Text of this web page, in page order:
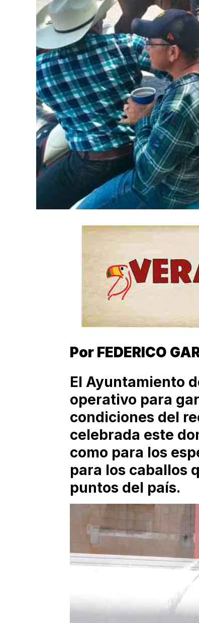
Por FEDERICO
El Ayuntamiento
operativo para
condiciones del
celebrada este
como para los
para los caballos
puntos del país.